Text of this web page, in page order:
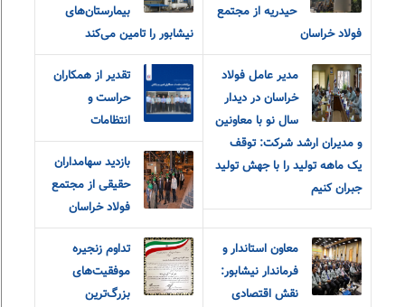
حیدریه از مجتمع
فولاد خراسان
بیمارستان‌های
نیشابور را تامین می‌کند
مدير عامل فولاد
خراسان در ديدار
سال نو با معاونين
و مديران ارشد شرکت: توقف
یک ماهه تولید را با جهش تولید
جبران کنیم
تقدیر از همکاران
حراست و
انتظامات
بازدید سهامداران
حقیقی از مجتمع
فولاد خراسان
معاون استاندار و
فرماندار نیشابور:
نقش اقتصادی
تداوم زنجیره
موفقیت‌های
بزرگ‌ترین